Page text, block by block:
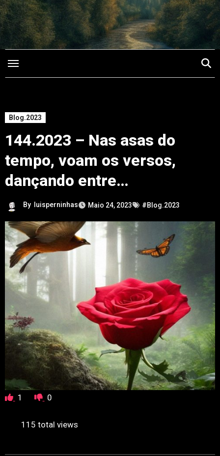
Saltar
para
o
conteúdo
Blog.2023
144.2023 – Nas asas do
tempo, voam os versos,
dançando entre…
By luisperninhas Maio 24, 2023 #Blog.2023
1 0
115 total views